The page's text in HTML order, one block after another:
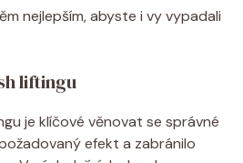
nejlepším, abyste i vy vypadali
liftingu
je klíčové věnovat se správné
efekt a zabránilo